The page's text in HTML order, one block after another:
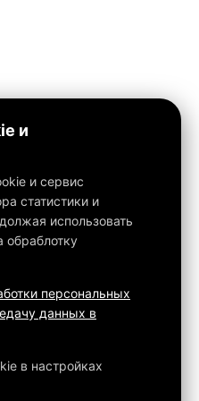
Посад, дер. Фатеево, д. 3П,
данный интернет-сайт, а
ценах, предоставленная на
характер и ни при
офертой, определяемой
и
и сервис
статистики и
использовать
обраблотку
персональных
данных в
в настройках